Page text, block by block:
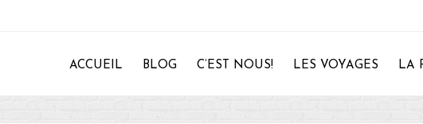
ACCUEIL BLOG C’EST NOUS! LES VOYAGES LA